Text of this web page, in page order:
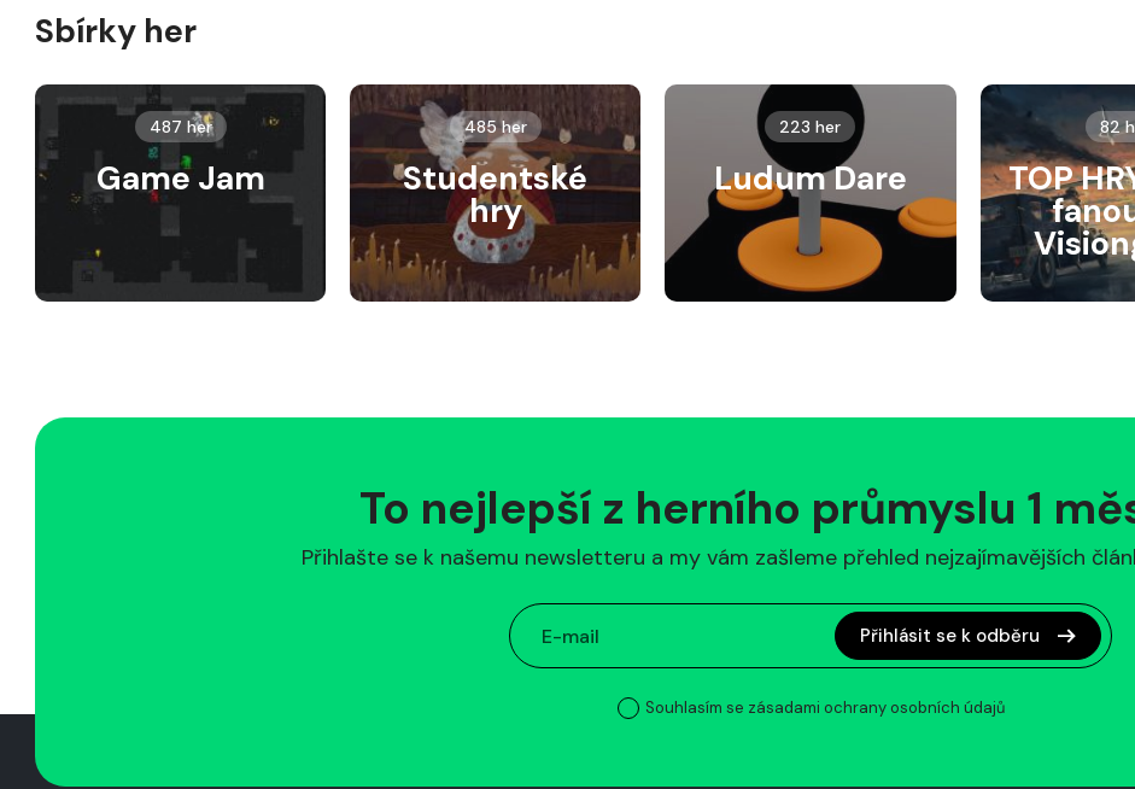
Sbírky her
487 her
Game Jam
485 her
Studentské
hry
223 her
Ludum Dare
82
TOP
To nejlepší z herního průmyslu 1
Přihlašte se k našemu newsletteru a my vám zašleme přehled nejzajímavějších
Přihlásit se k odběru
Souhlasím se zásadami ochrany osobních údajů